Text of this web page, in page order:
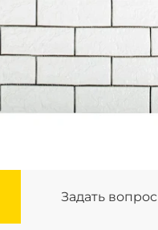
Задать вопрос